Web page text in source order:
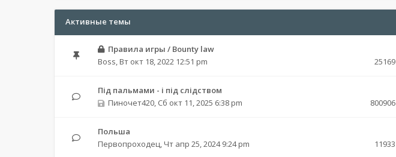
Активные темы
Правила игры / Bounty law
Boss, Вт окт 18, 2022 12:51 pm
25169
Під пальмами - і під слідством
Пиночет420, Сб окт 11, 2025 6:38 pm
800906
Польша
Первопроходец, Чт апр 25, 2024 9:24 pm
11933